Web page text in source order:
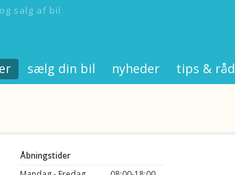
salg af bil
sælg din bil nyheder tips & råd
Åbningstider